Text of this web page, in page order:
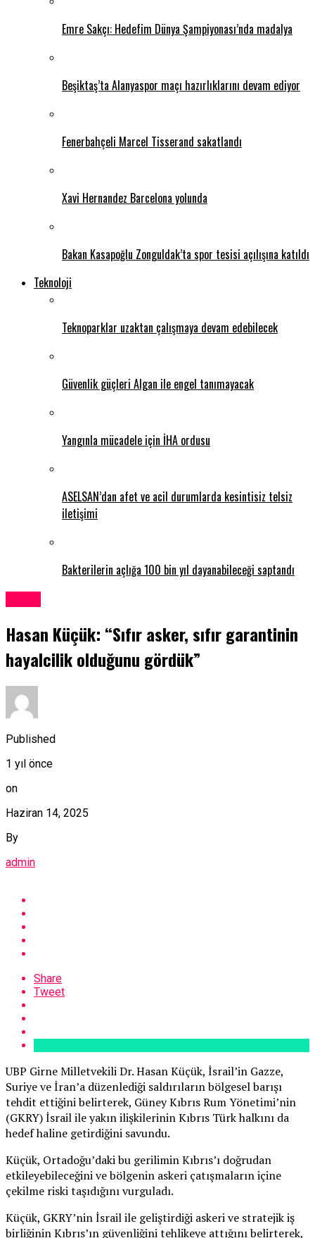
Emre Sakçı: Hedefim Dünya Şampiyonası’nda madalya
Beşiktaş’ta Alanyaspor maçı hazırlıklarını devam ediyor
Fenerbahçeli Marcel Tisserand sakatlandı
Xavi Hernandez Barcelona yolunda
Bakan Kasapoğlu Zonguldak’ta spor tesisi açılışına katıldı
Teknoloji
Teknoparklar uzaktan çalışmaya devam edebilecek
Güvenlik güçleri Algan ile engel tanımayacak
Yangınla mücadele için İHA ordusu
ASELSAN’dan afet ve acil durumlarda kesintisiz telsiz
iletişimi
Bakterilerin açlığa 100 bin yıl dayanabileceği saptandı
Hasan Küçük: “Sıfır asker, sıfır garantinin
hayalcilik olduğunu gördük”
Published
1 yıl önce
on
Haziran 14, 2025
By
admin
Share
Tweet
UBP Girne Milletvekili Dr. Hasan Küçük, İsrail’in Gazze,
Suriye ve İran’a düzenlediği saldırıların bölgesel barışı
tehdit ettiğini belirterek, Güney Kıbrıs Rum Yönetimi’nin
(GKRY) İsrail ile yakın ilişkilerinin Kıbrıs Türk halkını da
hedef haline getirdiğini savundu.
Küçük, Ortadoğu’daki bu gerilimin Kıbrıs’ı doğrudan
etkileyebileceğini ve bölgenin askeri çatışmaların içine
çekilme riski taşıdığını vurguladı.
Küçük, GKRY’nin İsrail ile geliştirdiği askeri ve stratejik iş
birliğinin Kıbrıs’ın güvenliğini tehlikeye attığını belirterek,